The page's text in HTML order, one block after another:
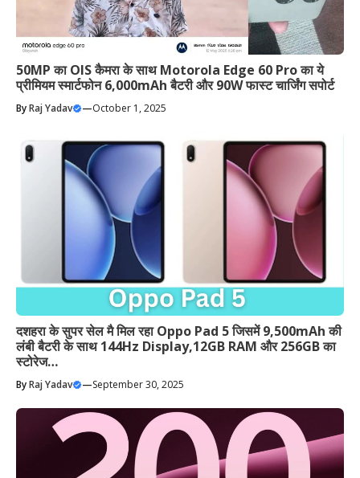
50MP का OIS कैमरा के साथ Motorola Edge 60 Pro का ये
प्रीमियम स्मार्टफोन 6,000mAh बैटरी और 90W फास्ट चार्जिंग सपोर्ट
ByRaj Yadav —October 1, 2025
दशहरा के सुपर सेल मै मिल रहा Oppo Pad 5 जिसमें 9,500mAh की
लंबी बैटरी के साथ 144Hz Display,12GB RAM और 256GB का
स्टोरेज…
ByRaj Yadav —September 30, 2025